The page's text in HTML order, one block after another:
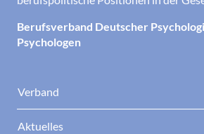
Berufsverband Deutscher
Psychologen
Verband
Aktuelles